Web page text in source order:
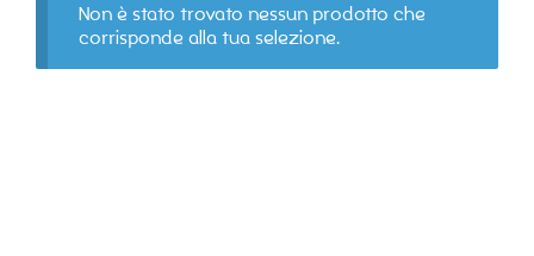
Non è stato trovato nessun prodotto che
corrisponde alla tua selezione.